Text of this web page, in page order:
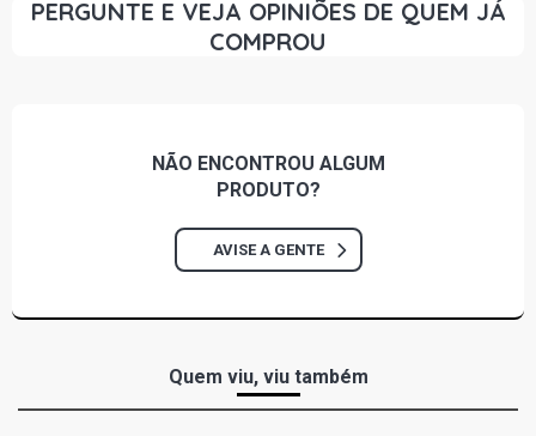
PERGUNTE E VEJA OPINIÕES DE QUEM JÁ
COMPROU
NÃO ENCONTROU ALGUM
PRODUTO?
AVISE A GENTE
Quem viu, viu também